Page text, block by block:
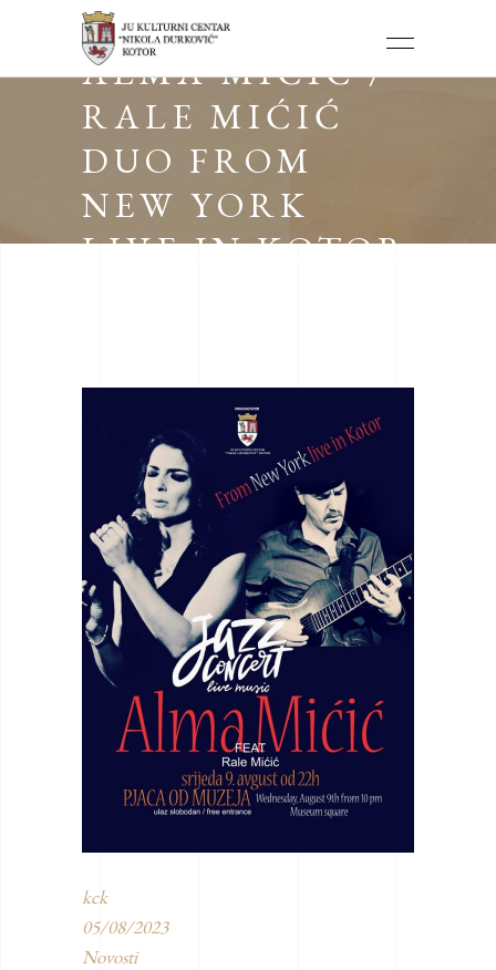
ALMA MIĆIĆ /
RALE MIĆIĆ
DUO FROM
NEW YORK
LIVE IN KOTOR
kck
05/08/2023
Novosti